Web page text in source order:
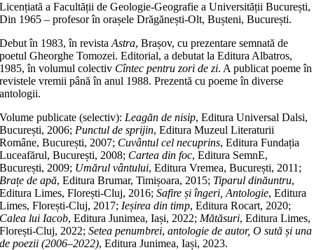
Licențiată a Facultății de Geologie-Geografie a Universității București,
Din 1965 – profesor în orașele Drăgănești-Olt, Bușteni, București.
Debut în 1983, în revistaAstra, Brașov, cu prezentare semnată de
poetul Gheorghe Tomozei. Editorial, a debutat la Editura Albatros,
1985, în volumul colectiv Cîntec pentru zori de zi. A publicat poeme în
revistele vremii până în anul 1988. Prezentă cu poeme în diverse
antologii.
Volume publicate (selectiv): Leagăn de nisip, Editura Universal Dalsi,
București, 2006; Punctul de sprijin, Editura Muzeul Literaturii
Române, București, 2007; Cuvântul cel necuprins, Editura Fundația
Luceafărul, București, 2008; Cartea din foc, Editura SemnE,
București, 2009; Umărul vântului, Editura Vremea, București, 2011;
Brațe de apă, Editura Brumar, Timișoara, 2015; Tiparul dinăuntru,
Editura Limes, Florești-Cluj, 2016;Safire și îngeri, Antologie, Editura
Limes, Florești-Cluj, 2017; Ieșirea din timp, Editura Rocart, 2020;
Calea lui Iacob, Editura Junimea, Iași, 2022; Mătăsuri, Editura Limes,
Florești-Cluj, 2022;Setea penumbrei,antologie de autor, O sută și una
de poezii (2006–2022), Editura Junimea, Iași, 2023.